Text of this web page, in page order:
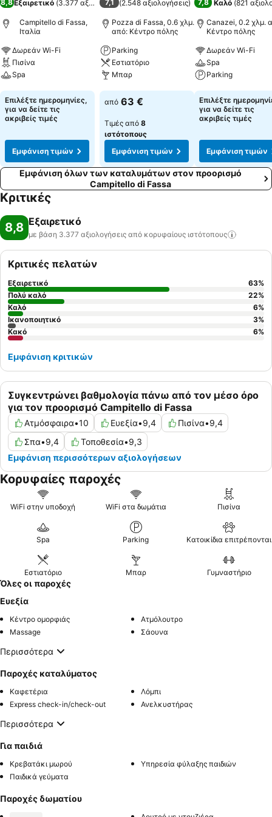
8,8Εξαιρετικό (3.377 αξιολογήσεις)
Campitello di Fassa,
Ιταλία
Δωρεάν Wi-Fi
Πισίνα
Spa
Εμφάνιση τιμών
Επιλέξτε ημερομηνίες,
για να δείτε τις
ακριβείς τιμές
Εμφάνιση τιμών
7,1 (2.548 αξιολογήσεις)
Pozza di Fassa, 0.6 χλμ.
από: Κέντρο πόλης
Parking
Εστιατόριο
Μπαρ
Εμφάνιση τιμών
από 63 €
Τιμές από 8
ιστότοπους
Εμφάνιση τιμών
7,8 Καλό (821
Canazei, 0.2 χλμ.
Κέντρο πόλης
Δωρεάν Wi-Fi
Spa
Parking
Εμφάνιση τιμών
Επιλέξτε
για να δείτε τις
ακριβείς τιμές
Εμφάνιση τιμών
Εμφάνιση όλων των καταλυμάτων στον προορισμό
Campitello di Fassa
Κριτικές
8,8 Εξαιρετικό
με βάση 3.377 αξιολογήσεις από κορυφαίους ιστότοπους
Συγκεντρώνει βαθμολογία πάνω από τον μέσο όρο
για τον προορισμό Campitello di Fassa
Ατμόσφαιρα•10 Ευεξία•9,4 Πισίνα•9,4
Σπα•9,4 Τοποθεσία•9,3
Εμφάνιση περισσότερων αξιολογήσεων
Κριτικές πελατών
Εξαιρετικό 63%
Πολύ καλό
22%
Καλό
6%
Ικανοποιητικό
3%
Κακό
6%
Εμφάνιση κριτικών
Κορυφαίες παροχές
WiFi στην υποδοχή WiFi στα δωμάτια Πισίνα
Spa Parking Κατοικίδια επιτρέπονται
Εστιατόριο Μπαρ Γυμναστήριο
Όλες οι παροχές
Ευεξία
Κέντρο ομορφιάς
Ατμόλουτρο
Massage
Σάουνα
Περισσότερα
Παροχές καταλύματος
Καφετέρια
Λόμπι
Express check-in/check-out
Ανελκυστήρας
Περισσότερα
Για παιδιά
Κρεβατάκι μωρού
Υπηρεσία φύλαξης παιδιών
Παιδικά γεύματα
Παροχές δωματίου